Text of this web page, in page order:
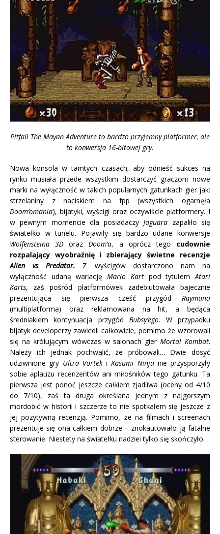
Pitfall The Mayan Adventure to bardzo przyjemny platformer, ale
to konwersja 16-bitowej gry.
Nowa konsola w tamtych czasach, aby odnieść sukces na
rynku musiała przede wszystkim dostarczyć graczom nowe
marki na wyłączność w takich popularnych gatunkach gier jak:
strzelaniny z naciskiem na fpp (wszystkich ogarnęła
Doom’omania), bijatyki, wyścigi oraz oczywiście platformery. I
w pewnym momencie dla posiadaczyJaguara zapaliło się
światełko w tunelu. Pojawiły się bardzo udane konwersje
Wolfensteina 3D orazDoom’a, a oprócz tego cudownie
rozpalający wyobraźnię i zbierający świetne recenzje
Alien vs Predator. Z wyścigów dostarczono nam na
wyłączność udaną wariacjęMario Kartpod tytułemAtari
Karts, zaś pośród platformówek zadebiutowała bajecznie
prezentująca się pierwsza cześć przygód Raymana
(multiplatforma) oraz reklamowana na hit, a będąca
średniakiem kontynuacja przygódBubsy’ego. W przypadku
bijatyk developerzy zawiedli całkowicie, pomimo że wzorowali
się na królującym wówczas w salonach gierMortal Kombat.
Należy ich jednak pochwalić, że próbowali… Dwie dosyć
udziwnione gry Ultra VortekiKasumi Ninjanie przysporzyły
sobie aplauzu recenzentów ani miłośników tego gatunku. Ta
pierwsza jest ponoć jeszcze całkiem zjadliwa (oceny od 4/10
do 7/10), zaś ta druga określana jednym z najgorszym
mordobić w historii i szczerze to nie spotkałem się jeszcze z
jej pozytywną recenzją. Pomimo, że na filmach i screenach
prezentuje się ona całkiem dobrze – znokautowało ją fatalne
sterowanie. Niestety na światełku nadziei tylko się skończyło…